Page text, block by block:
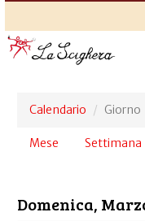
Calendario Giorno
Schede
Mese Settimana
Domenica,